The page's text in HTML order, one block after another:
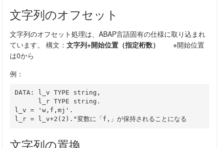
文字列のオフセット
文字列のオフセット処理は、ABAP言語固有の仕様に取り込まれ
ています。 構文： 文字列+開始位置（指定桁数）
※開始位置
は0から
例：
DATA: l_v TYPE string,
l_v = 'w,f,mj'.
文字列の置換